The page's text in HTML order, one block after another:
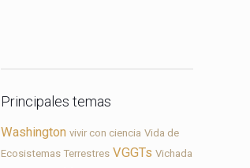
Principales temas
Washington vivir con ciencia Vida de
Ecosistemas Terrestres VGGTs Vichada